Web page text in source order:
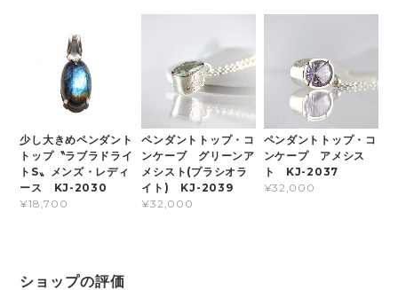
少し大きめペンダント
トップ〝ラブラドライ
トS〟メンズ・レディ
ース KJ-2030
¥18,700
ペンダントトップ・コ
ンケーブ グリーンア
メシスト(プラシオラ
イト) KJ-2039
¥32,000
ペンダントトップ・コ
ンケープ アメシス
ト KJ-2037
¥32,000
ショップの評価